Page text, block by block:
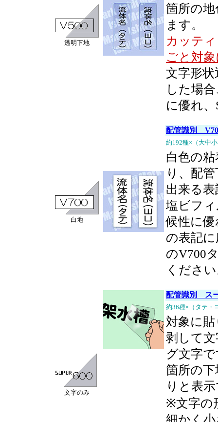
透明下地
箇所の
ます。
カッテ
ごと対
文字形
した場
に優れ
白地
配管識別
約192種×（大中
白色の
り、配
出来る
塩ビフ
候性に
の表記
のV700
くださ
文字のみ
配管識別 ス
約36種×（タテ・
対象に
剥して
グ文字
箇所の
りと表
※文字の